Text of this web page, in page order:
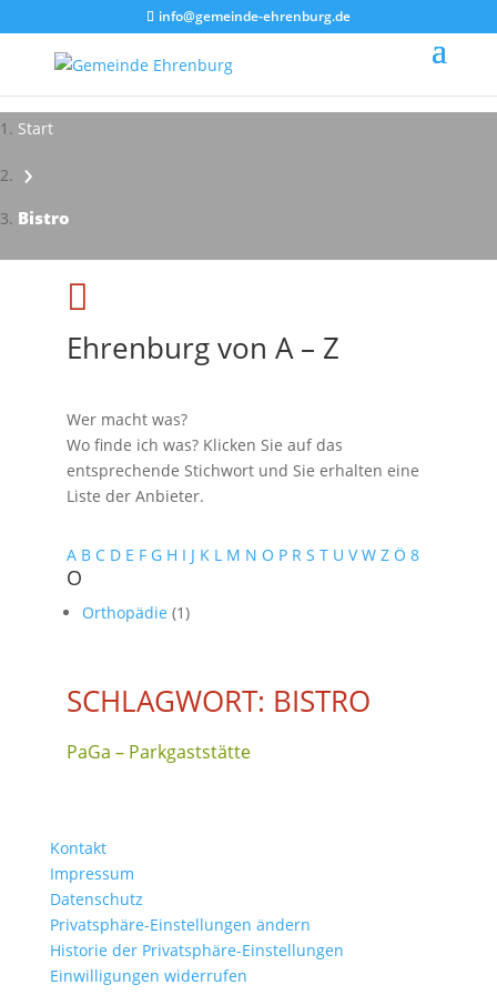
info@gemeinde-ehrenburg.de
Start
›
Bistro

Ehrenburg von A – Z
Wer macht was?
Wo finde ich was? Klicken Sie auf das
entsprechende Stichwort und Sie erhalten eine
Liste der Anbieter.
A B C D E F G H I J K L M N O P R S T U V W Z Ö 8
O
Orthopädie (1)
SCHLAGWORT: BISTRO
PaGa – Parkgaststätte
Kontakt
Impressum
Datenschutz
Privatsphäre-Einstellungen ändern
Historie der Privatsphäre-Einstellungen
Einwilligungen widerrufen